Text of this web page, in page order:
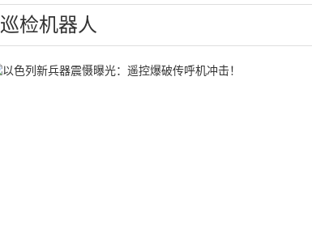
巡检机器人